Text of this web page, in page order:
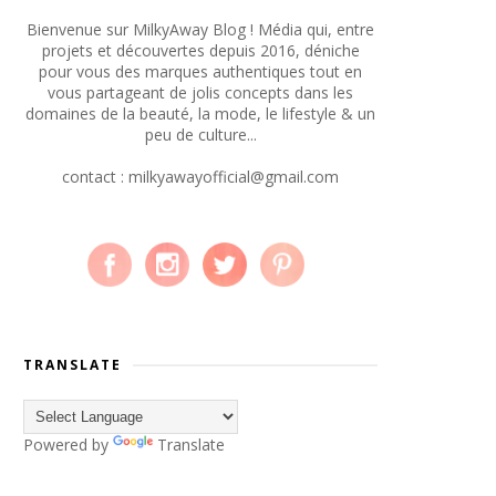
Bienvenue sur MilkyAway Blog ! Média qui, entre
projets et découvertes depuis 2016, déniche
pour vous des marques authentiques tout en
vous partageant de jolis concepts dans les
domaines de la beauté, la mode, le lifestyle & un
peu de culture...
contact : milkyawayofficial@gmail.com
TRANSLATE
Powered by Translate